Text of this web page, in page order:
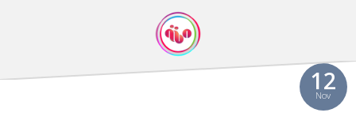
12
Nov